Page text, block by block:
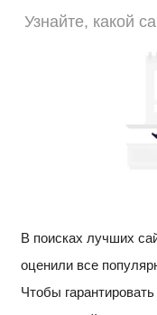
Узнайте, какой
В поисках лучших
оценили все
Чтобы